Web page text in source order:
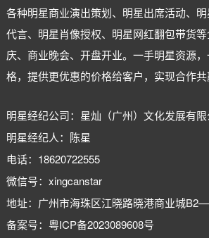
各种明星商业演出策划、明星出席活动、
代言、明星肖像授权、明星网红翻包带货
庆、商业晚会、开盘开业。一手明星资源
格，提供更优惠的价格给客户，实现合作共
明星经纪公司：星灿（广州）文化发展有
明星经纪人：陈星
电话：18620722555
微信号：xingcanstar
地址：广州市海珠区江晓路晓港商业城
备案号： 粤ICP备2023089608号